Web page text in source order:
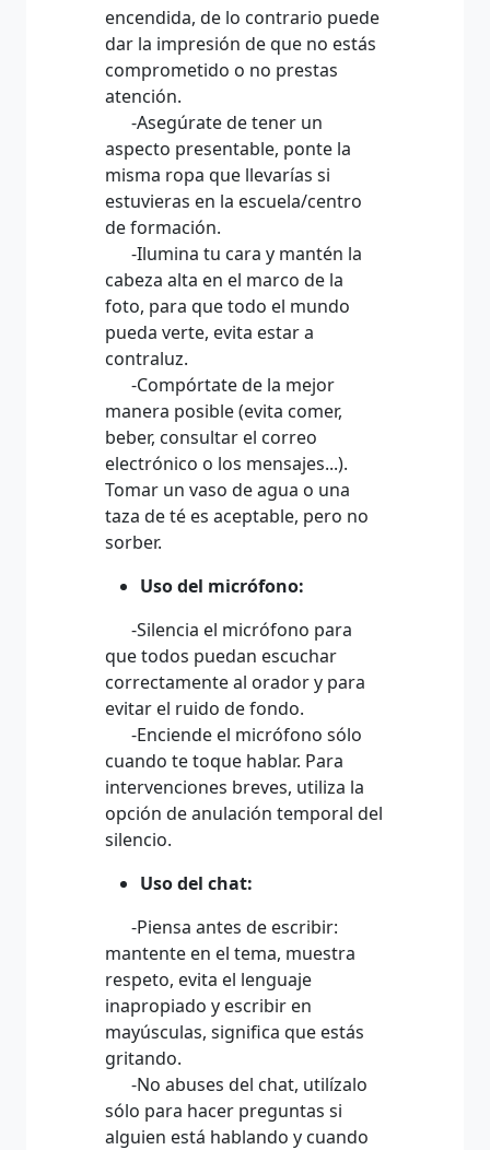
encendida, de lo contrario puede
dar la impresión de que no estás
comprometido o no prestas
atención.
-Asegúrate de tener un
aspecto presentable, ponte la
misma ropa que llevarías si
estuvieras en la escuela/centro
de formación.
-Ilumina tu cara y mantén la
cabeza alta en el marco de la
foto, para que todo el mundo
pueda verte, evita estar a
contraluz.
-Compórtate de la mejor
manera posible (evita comer,
beber, consultar el correo
electrónico o los mensajes...).
Tomar un vaso de agua o una
taza de té es aceptable, pero no
sorber.
Uso del micrófono:
-Silencia el micrófono para
que todos puedan escuchar
correctamente al orador y para
evitar el ruido de fondo.
-Enciende el micrófono sólo
cuando te toque hablar. Para
intervenciones breves, utiliza la
opción de anulación temporal del
silencio.
Uso del chat:
-Piensa antes de escribir:
mantente en el tema, muestra
respeto, evita el lenguaje
inapropiado y escribir en
mayúsculas, significa que estás
gritando.
-No abuses del chat, utilízalo
sólo para hacer preguntas si
alguien está hablando y cuando